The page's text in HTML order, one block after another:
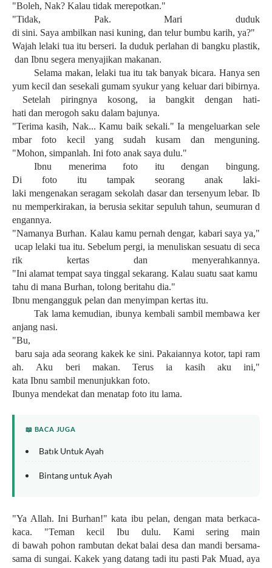
"Boleh, Nak? Kalau tidak merepotkan."
"Tidak, Pak. Mari duduk
di sini. Saya ambilkan nasi kuning, dan telur bumbu karih, ya?"
Wajah lelaki tua itu berseri. Ia dudukperlahan di bangku plastik,
dan Ibnu segera menyajikan makanan.
Selama makan,lelaki tua itu tak banyak bicara. Hanyasen
yum kecil dan sesekali gumam syukuryang keluar daribibirnya.
Setelah
piringnya kosong, ia bangkit dengan
hati-
hati dan merogoh saku dalam bajunya.
"Terima kasih, Nak...Kamu baik sekali."Ia mengeluarkan sele
mbar
foto kecil yangsudah kusam dan menguning.
"Mohon, simpanlah. Ini foto anak saya dulu."
Ibnu
menerima foto itu dengan bingung.
Di foto itu tampak seorang anak
laki-
laki mengenakan seragam sekolah dasar dan tersenyum lebar. Ib
nu memperkirakan, ia berusia sekitar sepuluh tahun, seumuran d
engannya.
"Namanya Burhan. Kalau kamu pernah dengar, kabari saya ya,"
ucap lelaki tua itu. Sebelum pergi,ia menuliskan sesuatu diseca
rik
kertas dan menyerahkannya.
"Ini alamat tempat saya tinggal sekarang. Kalau suatu saat kamu
tahu di mana Burhan, tolong beritahu dia."
Ibnu mengangguk pelan dan menyimpan kertas itu.
Tak lamakemudian,ibunya kembali sambil membawaker
anjang nasi.
"Bu,
baru saja ada seorang kakek ke sini.Pakaiannya kotor,tapiram
ah. Aku beri makan. Terusia kasih aku ini,"
kata Ibnu sambil menunjukkan foto.
Ibunya mendekat dan menatap foto itu lama.
📖 BACA JUGA
Batık Untuk Ayah
Bintang untuk Ayah
"Ya Allah.Ini Burhan!" kata ibu pelan, dengan mata berkaca-
kaca. "Teman kecil Ibu dulu. Kamisering main
di bawah pohon rambutan dekat balai desa dan mandi bersama-
sama di sungai.Kakek yangdatang tadi itu pasti Pak Muad, aya